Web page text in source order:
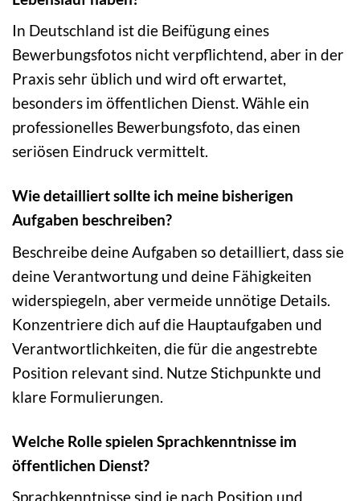
In Deutschland ist die Beifügung eines
Bewerbungsfotos nicht verpflichtend, aber in der
Praxis sehr üblich und wird oft erwartet,
besonders im öffentlichen Dienst. Wähle ein
professionelles Bewerbungsfoto, das einen
seriösen Eindruck vermittelt.
Wie detailliert sollte ich meine bisherigen
Aufgaben beschreiben?
Beschreibe deine Aufgaben so detailliert, dass sie
deine Verantwortung und deine Fähigkeiten
widerspiegeln, aber vermeide unnötige Details.
Konzentriere dich auf die Hauptaufgaben und
Verantwortlichkeiten, die für die angestrebte
Position relevant sind. Nutze Stichpunkte und
klare Formulierungen.
Welche Rolle spielen Sprachkenntnisse im
öffentlichen Dienst?
Sprachkenntnisse sind je nach Position und